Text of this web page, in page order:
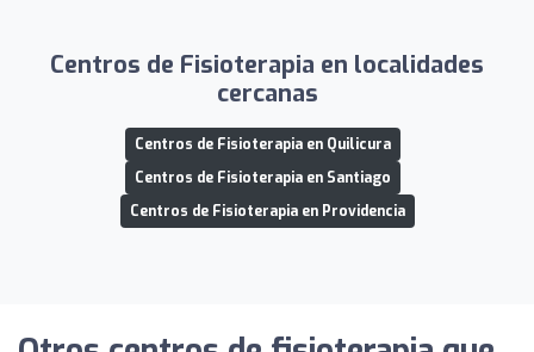
Centros de Fisioterapia en localidades
cercanas
Centros de Fisioterapia en Quilicura
Centros de Fisioterapia en Santiago
Centros de Fisioterapia en Providencia